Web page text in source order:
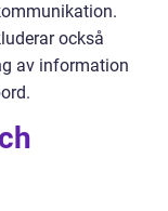
också
av information